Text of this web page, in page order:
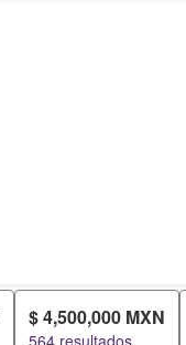
$ 4,500,000 MXN
564 resultados